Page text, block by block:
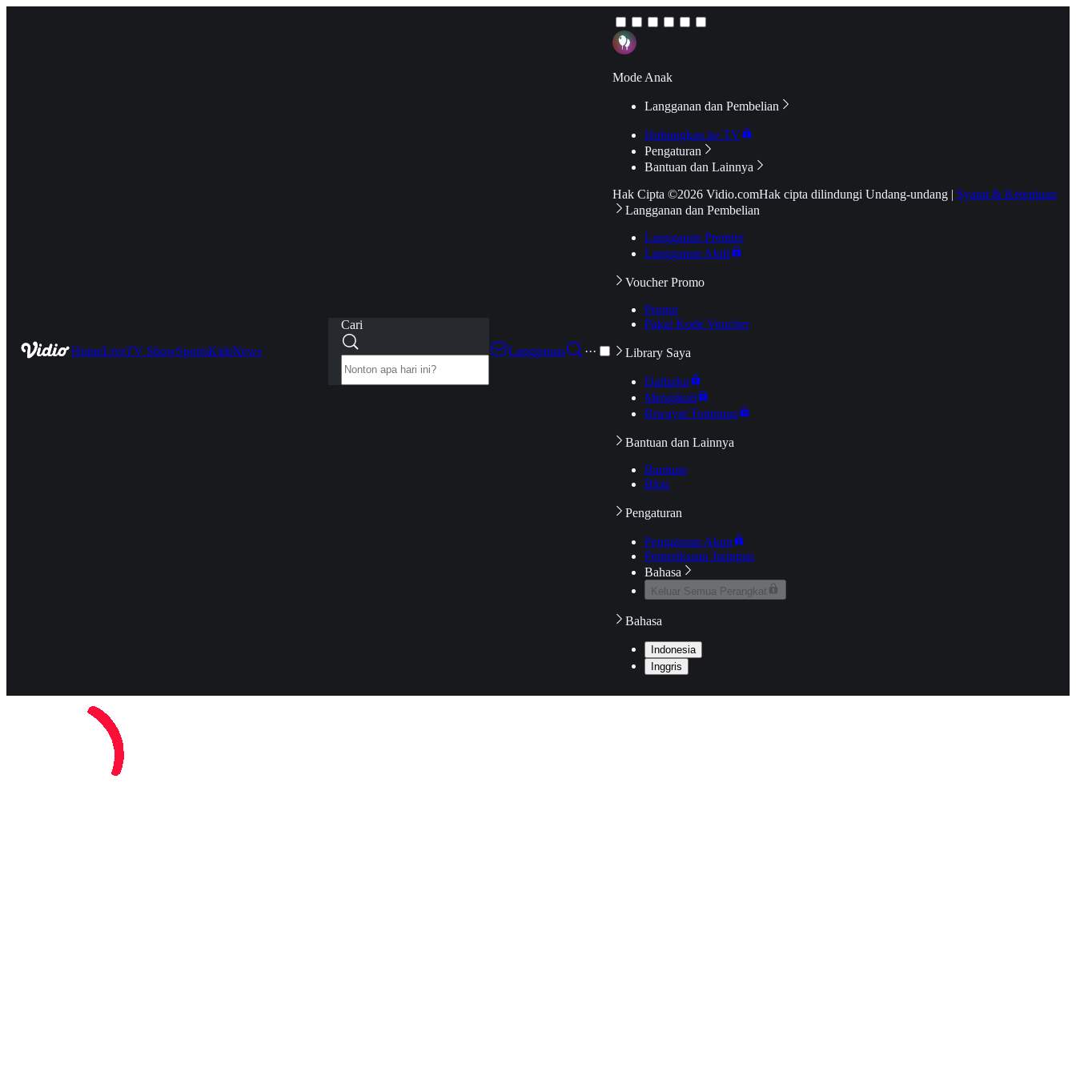
HomeLiveTV ShowSportsKidsNews
Cari
Langganan
···
Mode Anak
Langganan dan Pembelian
Hubungkan ke TV
Pengaturan
Bantuan dan Lainnya
Hak Cipta ©2026 Vidio.comHak cipta dilindungi Undang-undang | Syarat & Ketentuan
Langganan dan Pembelian
Langganan Premier
Langganan Aktif
Voucher Promo
Promo
Pakai Kode Voucher
Library Saya
Daftarku
Mengikuti
Riwayat Tontonan
Bantuan dan Lainnya
Bantuan
Blog
Pengaturan
Pengaturan Akun
Pemeriksaan Jaringan
Bahasa
Keluar Semua Perangkat
Bahasa
Indonesia
Inggris